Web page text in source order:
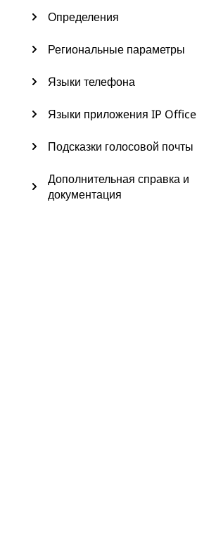
Определения
Региональные параметры
Языки телефона
Языки приложения IP Office
Подсказки голосовой почты
Дополнительная справка и
документация